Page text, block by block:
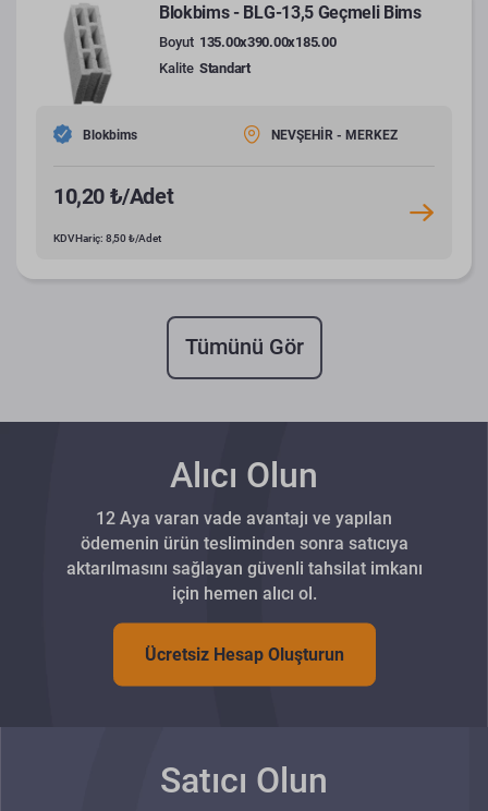
Blokbims - BLG-13,5 Geçmeli Bims
Boyut 135.00x390.00x185.00
Kalite Standart
Blokbims NEVŞEHİR - MERKEZ
10,20 ₺/Adet
KDV Hariç: 8,50 ₺/Adet
Tümünü Gör
Alıcı Olun
12 Aya varan vade avantajı ve yapılan
ödemenin ürün tesliminden sonra satıcıya
aktarılmasını sağlayan güvenli tahsilat imkanı
için hemen alıcı ol.
Ücretsiz Hesap Oluşturun
Satıcı Olun